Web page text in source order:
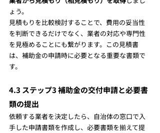
ょう。
見積もりを比較検討することで、費用の妥当性
を判断できるだけでなく、業者の対応や専門性
を見極めることにも繋がります。この見積書
は、補助金の申請時に必要となる重要な書類で
す。
4.3 ステップ3 補助金の交付申請と必要書
類の提出
依頼する業者を決定したら、自治体の窓口で入
手した申請書類を作成し、必要書類を揃えて提